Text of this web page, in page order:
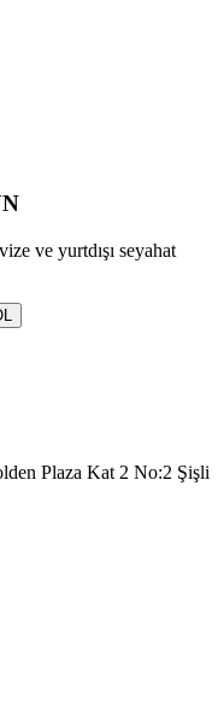
ve yurtdışı seyahat
Plaza Kat 2 No:2 Şişli